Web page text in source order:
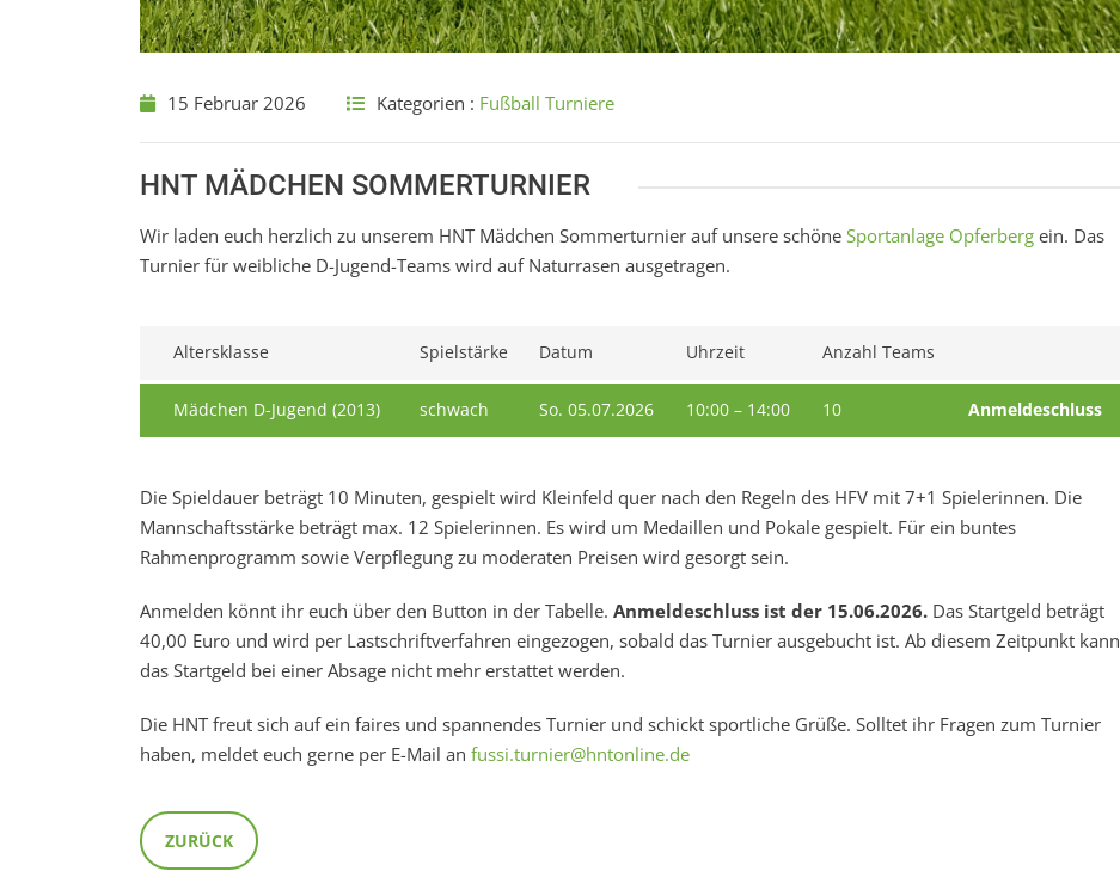
15 Februar 2026 Kategorien : Fußball Turniere
HNT MÄDCHEN SOMMERTURNIER
Wir laden euch herzlich zu unserem HNT Mädchen Sommerturnier auf unsere schöne Sportanlage Opferberg ein. Das
Turnier für weibliche D-Jugend-Teams wird auf Naturrasen ausgetragen.
Altersklasse Spielstärke Datum Uhrzeit Anzahl Teams
Mädchen D-Jugend (2013) schwach So. 05.07.2026 10:00 – 14:00 10 Anmeldeschluss
Die Spieldauer beträgt 10 Minuten, gespielt wird Kleinfeld quer nach den Regeln des HFV mit 7+1 Spielerinnen. Die
Mannschaftsstärke beträgt max. 12 Spielerinnen. Es wird um Medaillen und Pokale gespielt. Für ein buntes
Rahmenprogramm sowie Verpflegung zu moderaten Preisen wird gesorgt sein.
Anmelden könnt ihr euch über den Button in der Tabelle. Anmeldeschluss ist der 15.06.2026. Das Startgeld beträgt
40,00 Euro und wird per Lastschriftverfahren eingezogen, sobald das Turnier ausgebucht ist. Ab diesem Zeitpunkt kann
das Startgeld bei einer Absage nicht mehr erstattet werden.
Die HNT freut sich auf ein faires und spannendes Turnier und schickt sportliche Grüße. Solltet ihr Fragen zum Turnier
haben, meldet euch gerne per E-Mail an fussi.turnier@hntonline.de
ZURÜCK